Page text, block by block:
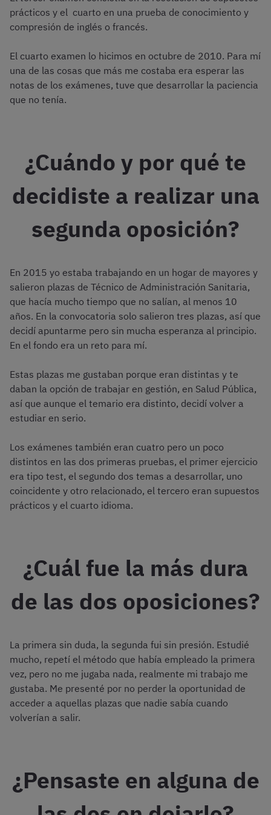
prácticos y el cuarto en una prueba de conocimiento y
compresión de inglés o francés.
El cuarto examen lo hicimos en octubre de 2010. Para mí
una de las cosas que más me costaba era esperar las
notas de los exámenes, tuve que desarrollar la paciencia
que no tenía.
¿Cuándo y por qué te
decidiste a realizar una
segunda oposición?
En 2015 yo estaba trabajando en un hogar de mayores y
salieron plazas de Técnico de Administración Sanitaria,
que hacía mucho tiempo que no salían, al menos 10
años. En la convocatoria solo salieron tres plazas, así que
decidí apuntarme pero sin mucha esperanza al principio.
En el fondo era un reto para mí.
Estas plazas me gustaban porque eran distintas y te
daban la opción de trabajar en gestión, en Salud Pública,
así que aunque el temario era distinto, decidí volver a
estudiar en serio.
Los exámenes también eran cuatro pero un poco
distintos en las dos primeras pruebas, el primer ejercicio
era tipo test, el segundo dos temas a desarrollar, uno
coincidente y otro relacionado, el tercero eran supuestos
prácticos y el cuarto idioma.
¿Cuál fue la más dura
de las dos oposiciones?
La primera sin duda, la segunda fui sin presión. Estudié
mucho, repetí el método que había empleado la primera
vez, pero no me jugaba nada, realmente mi trabajo me
gustaba. Me presenté por no perder la oportunidad de
acceder a aquellas plazas que nadie sabía cuando
volverían a salir.
¿Pensaste en alguna de